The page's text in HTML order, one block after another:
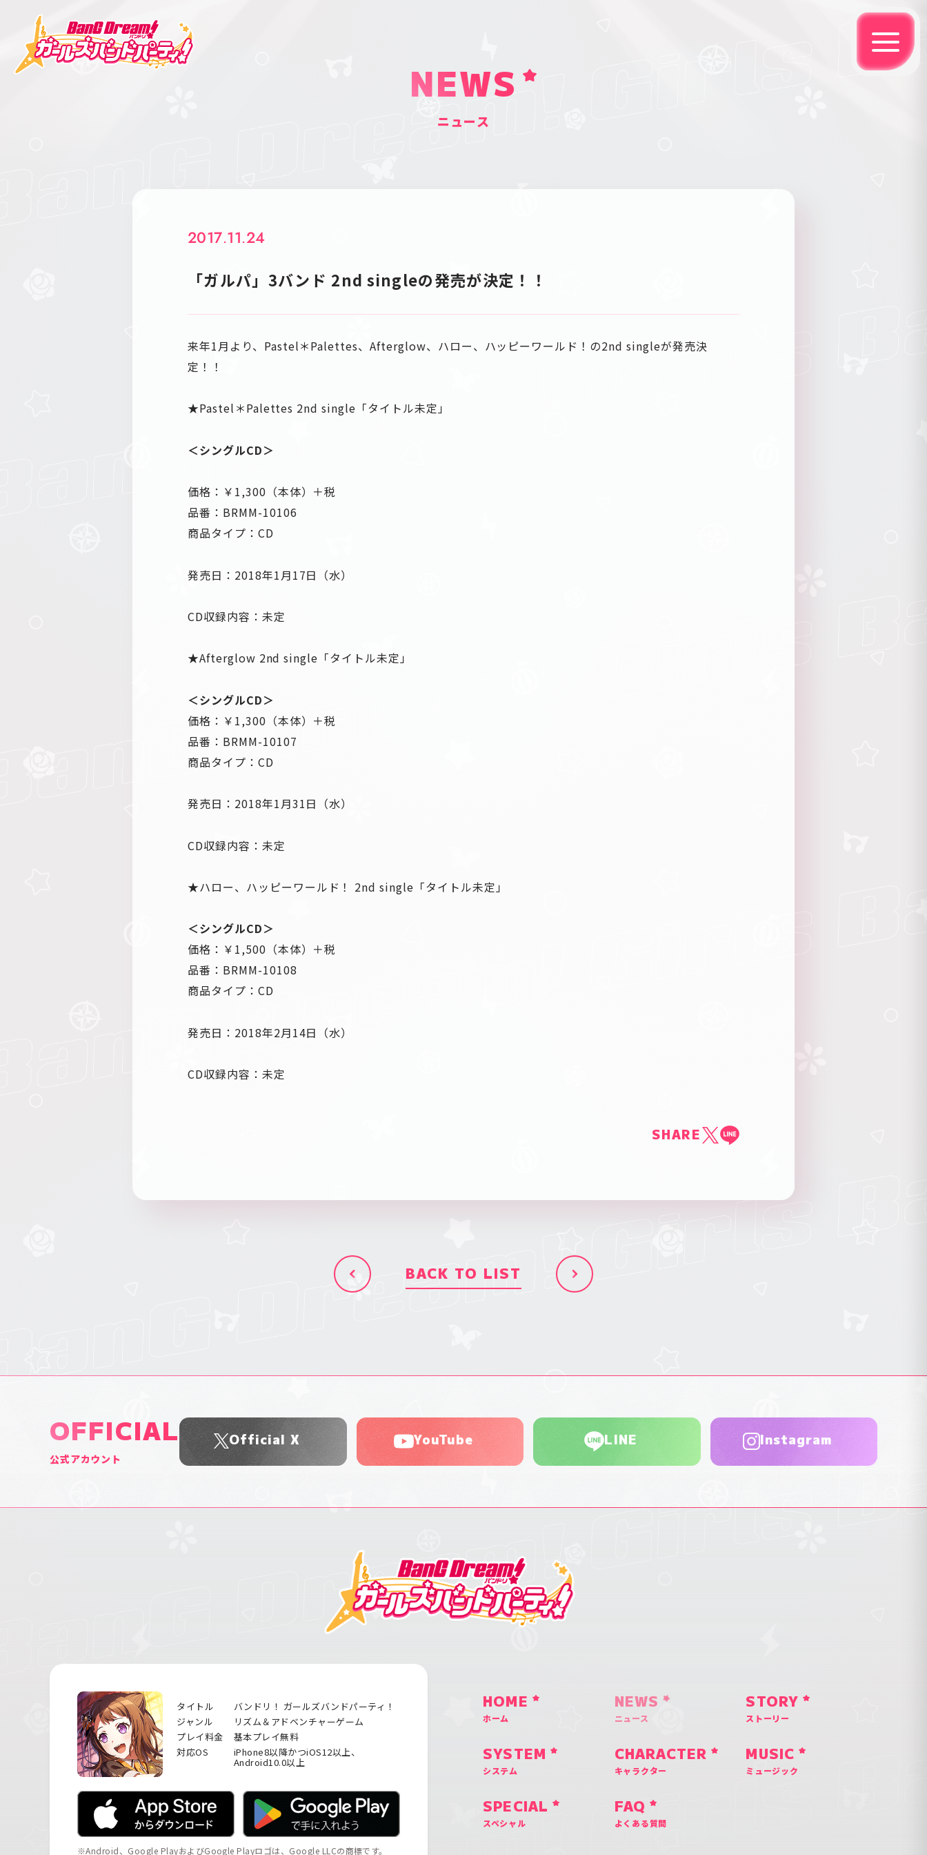
NEWS
ニュース
2017.11.24
「ガルパ」3バンド 2nd singleの発売が決定！！
来年1月より、Pastel＊Palettes、Afterglow、ハロー、ハッピーワールド！の2nd singleが発売決
定！！
★Pastel＊Palettes 2nd single「タイトル未定」
＜シングルCD＞
価格：￥1,300（本体）＋税
品番：BRMM-10106
商品タイプ：CD
発売日：2018年1月17日（水）
CD収録内容：未定
★Afterglow 2nd single「タイトル未定」
＜シングルCD＞
価格：￥1,300（本体）＋税
品番：BRMM-10107
商品タイプ：CD
発売日：2018年1月31日（水）
CD収録内容：未定
★ハロー、ハッピーワールド！ 2nd single「タイトル未定」
＜シングルCD＞
価格：￥1,500（本体）＋税
品番：BRMM-10108
商品タイプ：CD
発売日：2018年2月14日（水）
CD収録内容：未定
SHARE
BACK TO LIST
OFFICIAL
公式アカウント
Official X YouTube LINE Instagram
HOME
ホーム
NEWS
ニュース
STORY
ストーリー
SYSTEM
システム
CHARACTER
キャラクター
MUSIC
ミュージック
SPECIAL
スペシャル
FAQ
よくある質問
タイトル
バンドリ！ ガールズバンドパーティ！
ジャンル
リズム＆アドベンチャーゲーム
プレイ料金
基本プレイ無料
対応OS
iPhone8以降かつiOS12以上、
Android10.0以上
※Android、Google PlayおよびGoogle Playロゴは、Google LLCの商標です。